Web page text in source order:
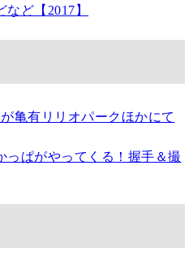
ど【2017】
亀有リリオパークほかにて
っぱがやってくる！握手＆撮